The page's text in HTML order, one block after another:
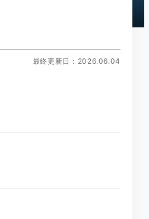
最終更新日：2026.06.04